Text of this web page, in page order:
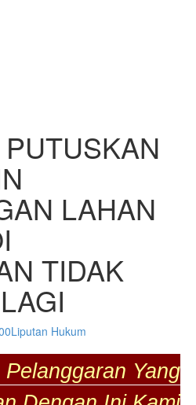
LAHAN
TIDAK
Liputan Hukum
Pelanggaran Yang